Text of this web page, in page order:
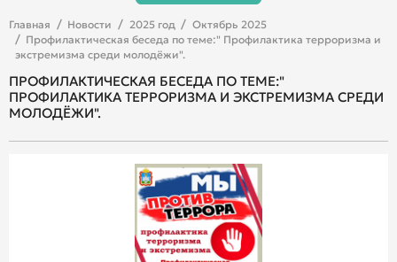
Главная Новости 2025 год
Октябрь 2025
Профилактическая беседа по теме:" Профилактика терроризма и
экстремизма среди молодёжи".
ПРОФИЛАКТИЧЕСКАЯ БЕСЕДА ПО ТЕМЕ:"
ПРОФИЛАКТИКА ТЕРРОРИЗМА И ЭКСТРЕМИЗМА СРЕДИ
МОЛОДЁЖИ".